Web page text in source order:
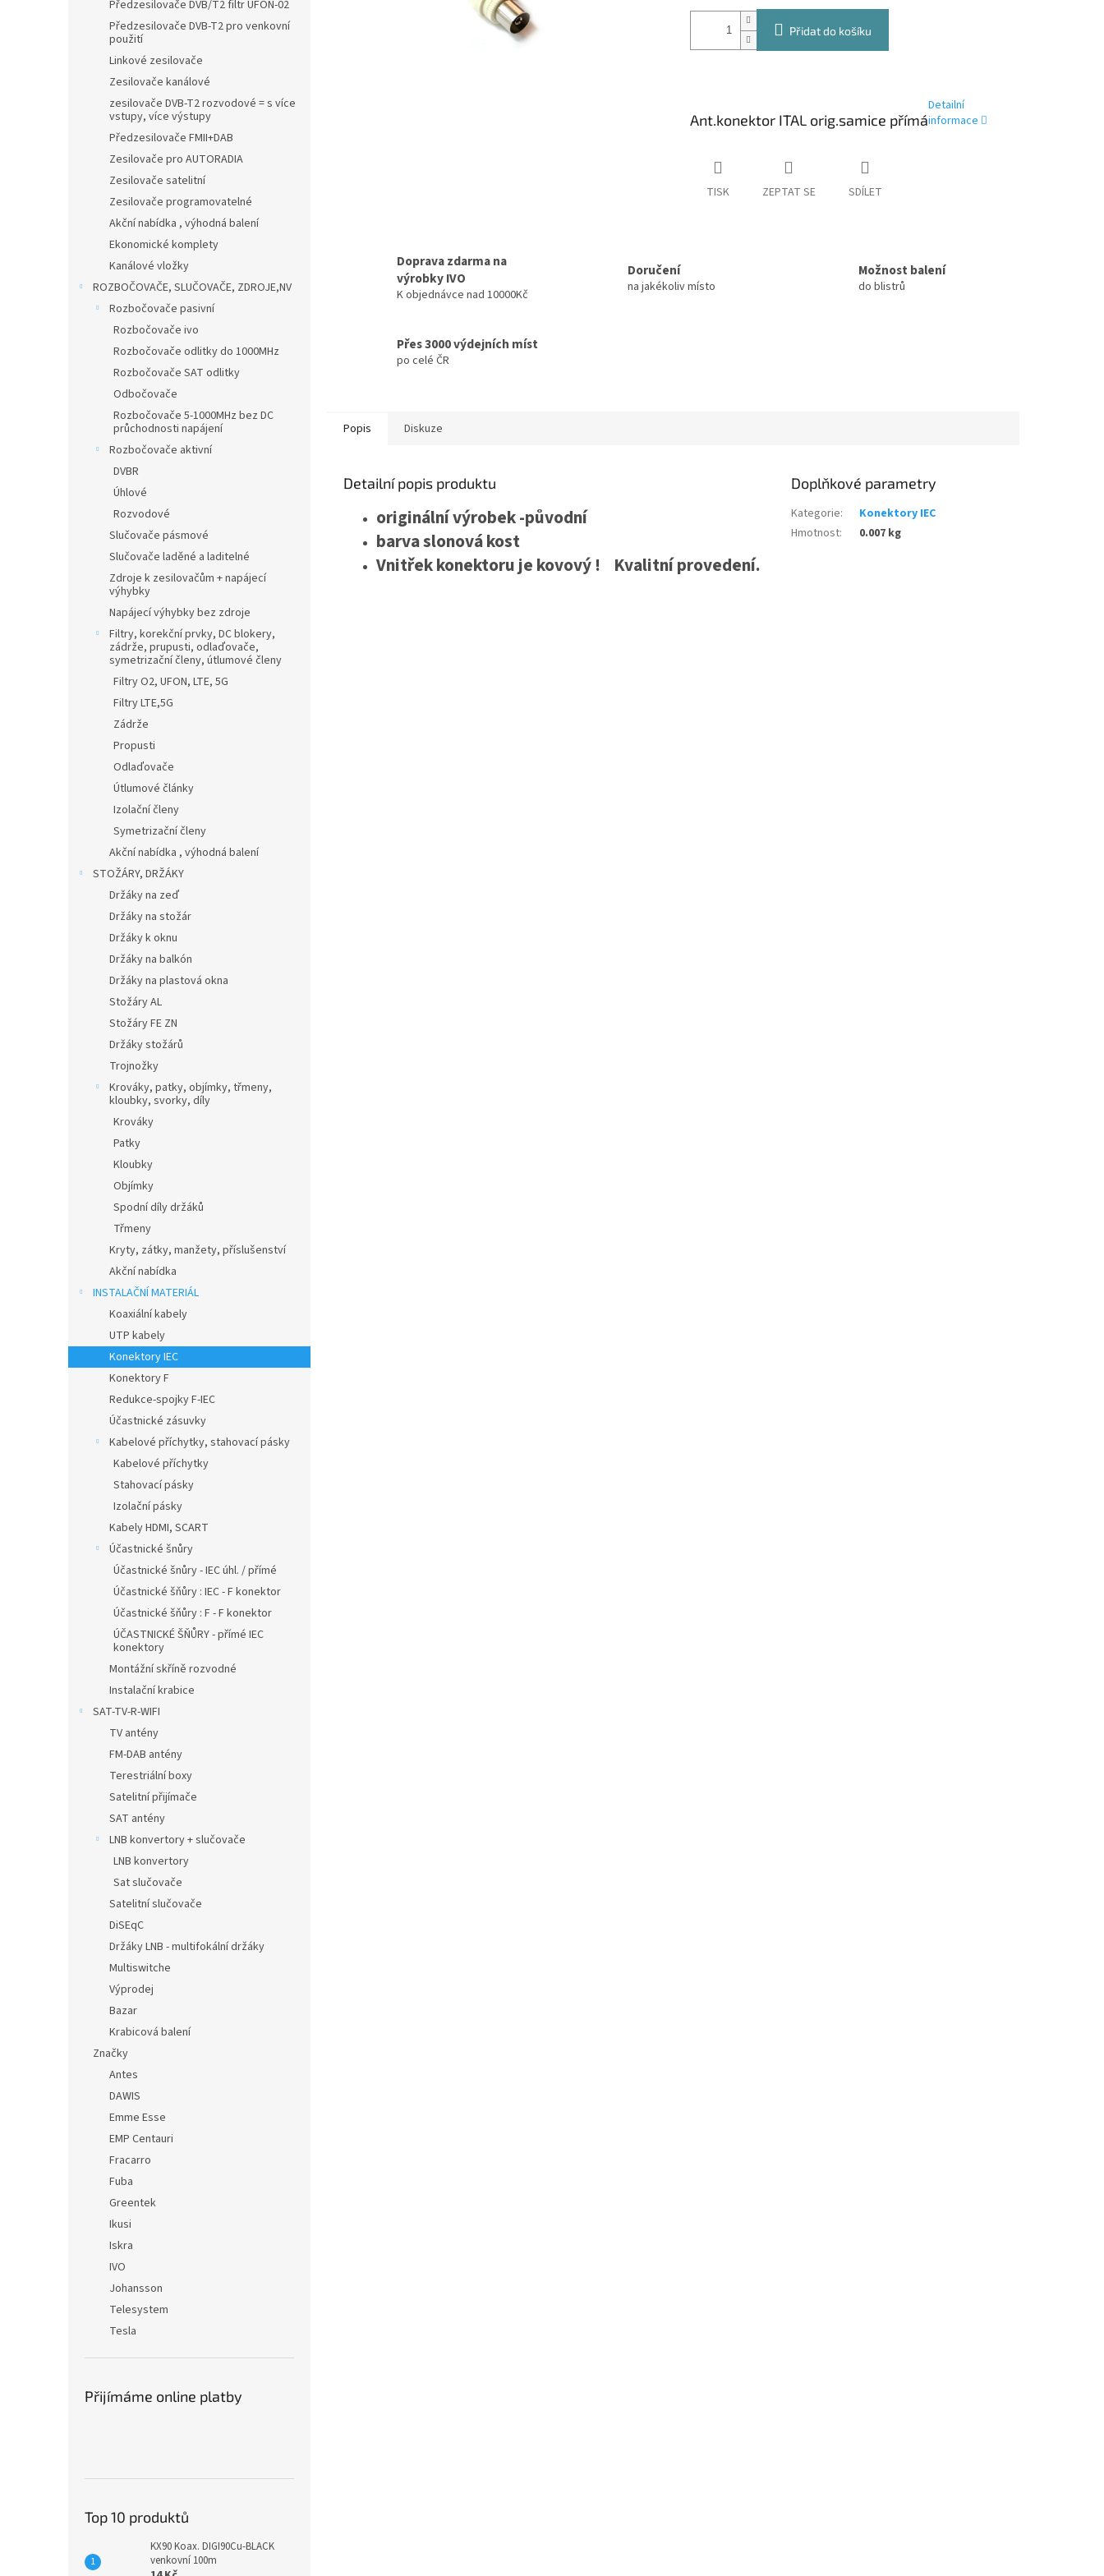
Předzesilovače DVB/T2 filtr UFON-02
Předzesilovače DVB-T2 pro venkovní
použití
Linkové zesilovače
Zesilovače kanálové
zesilovače DVB-T2 rozvodové = s více
vstupy, více výstupy
Předzesilovače FMII+DAB
Zesilovače pro AUTORADIA
Zesilovače satelitní
Zesilovače programovatelné
Akční nabídka , výhodná balení
Ekonomické komplety
Kanálové vložky
ROZBOČOVAČE, SLUČOVAČE, ZDROJE,NV
Rozbočovače pasivní
Rozbočovače ivo
Rozbočovače odlitky do 1000MHz
Rozbočovače SAT odlitky
Odbočovače
Rozbočovače 5-1000MHz bez DC
průchodnosti napájení
Rozbočovače aktivní
DVBR
Úhlové
Rozvodové
Slučovače pásmové
Slučovače laděné a laditelné
Zdroje k zesilovačům + napájecí
výhybky
Napájecí výhybky bez zdroje
Filtry, korekční prvky, DC blokery,
zádrže, prupusti, odlaďovače,
symetrizační členy, útlumové členy
Filtry O2, UFON, LTE, 5G
Filtry LTE,5G
Zádrže
Propusti
Odlaďovače
Útlumové články
Izolační členy
Symetrizační členy
Akční nabídka , výhodná balení
STOŽÁRY, DRŽÁKY
Držáky na zeď
Držáky na stožár
Držáky k oknu
Držáky na balkón
Držáky na plastová okna
Stožáry AL
Stožáry FE ZN
Držáky stožárů
Trojnožky
Krováky, patky, objímky, třmeny,
kloubky, svorky, díly
Krováky
Patky
Kloubky
Objímky
Spodní díly držáků
Třmeny
Kryty, zátky, manžety, příslušenství
Akční nabídka
INSTALAČNÍ MATERIÁL
Koaxiální kabely
UTP kabely
Konektory IEC
Konektory F
Redukce-spojky F-IEC
Účastnické zásuvky
Kabelové příchytky, stahovací pásky
Kabelové příchytky
Stahovací pásky
Izolační pásky
Kabely HDMI, SCART
Účastnické šnůry
Účastnické šnůry - IEC úhl. / přímé
Účastnické šňůry : IEC - F konektor
Účastnické šňůry : F - F konektor
ÚČASTNICKÉ ŠŇŮRY - přímé IEC
konektory
Montážní skříně rozvodné
Instalační krabice
SAT-TV-R-WIFI
TV antény
FM-DAB antény
Terestriální boxy
Satelitní přijímače
SAT antény
LNB konvertory + slučovače
LNB konvertory
Sat slučovače
Satelitní slučovače
DiSEqC
Držáky LNB - multifokální držáky
Multiswitche
Výprodej
Bazar
Krabicová balení
Značky
Antes
DAWIS
Emme Esse
EMP Centauri
Fracarro
Fuba
Greentek
Ikusi
Iskra
IVO
Johansson
Telesystem
Tesla
Přijímáme online platby
Top 10 produktů
KX90 Koax. DIGI90Cu-BLACK
venkovní 100m
Přidat do košíku
Ant.konektor ITAL orig.samice přímá
Detailní
informace
TISK ZEPTAT SE SDÍLET
Doprava zdarma na
výrobky IVO
K objednávce nad 10000Kč
Doručení
na jakékoliv místo
Možnost balení
do blistrů
Přes 3000 výdejních míst
po celé ČR
Popis Diskuze
Detailní popis produktu
originální výrobek -původní
barva slonová kost
Vnitřek konektoru je kovový ! Kvalitní provedení.
Doplňkové parametry
Kategorie:
Konektory IEC
Hmotnost: 0.007 kg